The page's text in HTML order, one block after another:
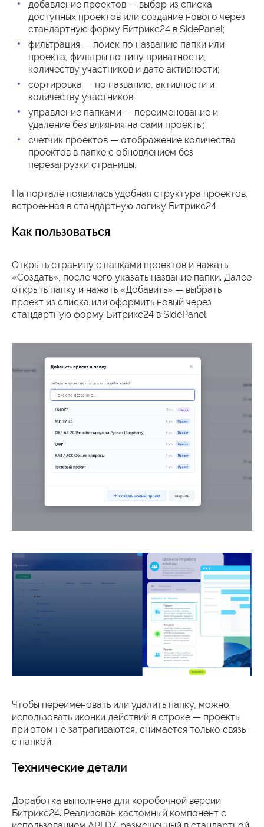
добавление проектов — выбор из списка
доступных проектов или создание нового через
стандартную форму Битрикс24 в SidePanel;
фильтрация — поиск по названию папки или
проекта, фильтры по типу приватности,
количеству участников и дате активности;
сортировка — по названию, активности и
количеству участников;
управление папками — переименование и
удаление без влияния на сами проекты;
счетчик проектов — отображение количества
проектов в папке с обновлением без
перезагрузки страницы.
На портале появилась удобная структура проектов,
встроенная в стандартную логику Битрикс24.
Как пользоваться
Открыть страницу с папками проектов и нажать
«Создать», после чего указать название папки. Далее
открыть папку и нажать «Добавить» — выбрать
проект из списка или оформить новый через
стандартную форму Битрикс24 в SidePanel.
Чтобы переименовать или удалить папку, можно
использовать иконки действий в строке — проекты
при этом не затрагиваются, снимается только связь
с папкой.
Технические детали
Доработка выполнена для коробочной версии
Битрикс24. Реализован кастомный компонент с